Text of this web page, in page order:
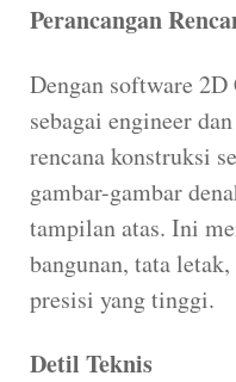
Perancangan
Dengan software
sebagai engineer
rencana konstruksi
gambar-gambar
tampilan atas. Ini
bangunan, tata
presisi yang tinggi.
Detil Teknis